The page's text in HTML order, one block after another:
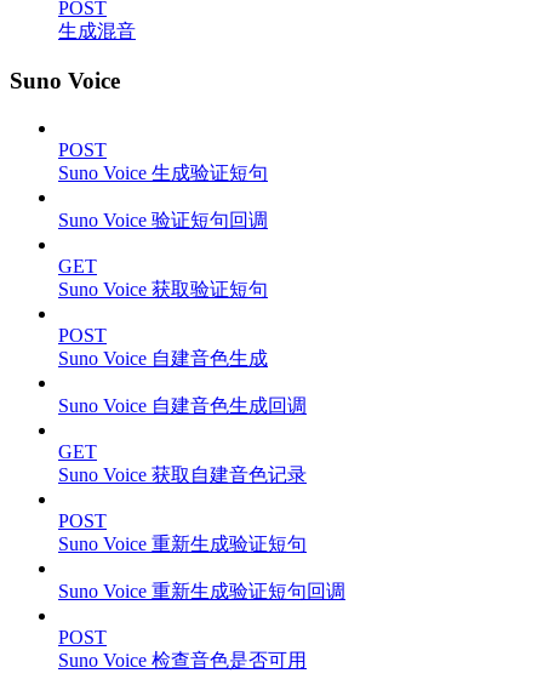
POST
生成混音
Suno Voice
POST
Suno Voice 生成验证短句
Suno Voice 验证短句回调
GET
Suno Voice 获取验证短句
POST
Suno Voice 自建音色生成
Suno Voice 自建音色生成回调
GET
Suno Voice 获取自建音色记录
POST
Suno Voice 重新生成验证短句
Suno Voice 重新生成验证短句回调
POST
Suno Voice 检查音色是否可用